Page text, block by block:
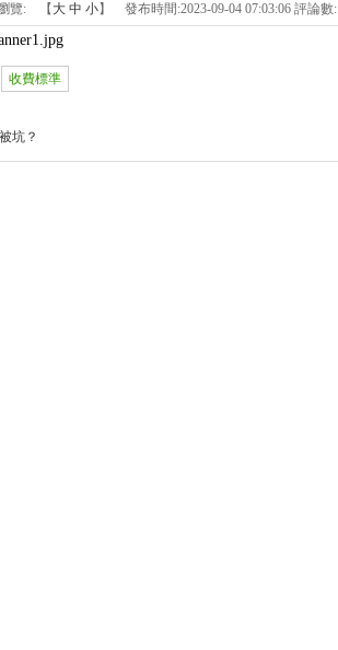
:【 大 中 小】 發布時間:2023-09-04 07:03:06評論數:
收費標準
坑？